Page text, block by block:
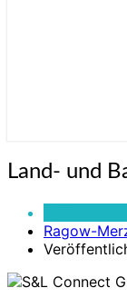
Land-
(m/w/d)
Vollzeit
(40h)
Land- und
Ragow-